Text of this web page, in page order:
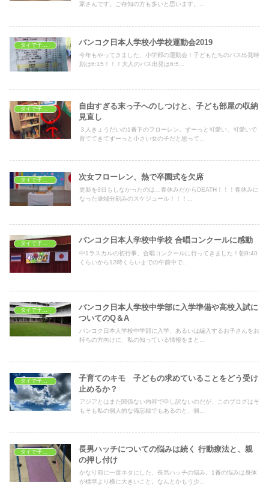
家さんです。ご存知の方も多いと思います。...
タイで子育て バンコク日本人学校小学校運動会2019
今年もやってきました、小学部の運動会！子どもたちのバス出発時
刻は6:15！！！大人のバス出発は6:5...
タイで子育て
自由すぎる末っ子へのしつけと、子ども部屋の収納
見直し
３人きょうだいの1番下のフローレン。ずーっと可愛い、可愛いで
育ててきてずーっと小さい女の子だと思って...
次女フローレン、熱で卒園式を欠席
更新を3日もしなかったのは…春休みだからDEATH！！！春休みに
なった途端分刻みのスケジュール！！！...
バンコク日本人学校中学校 合唱コンクールに感動
中1ラスカルの初行事、合唱コンクールに行ってきました！朝8:40
くらいから12時くらいまでの午前中で...
タイで子育て
バンコク日本人学校中学部に入学準備や高校入試に
ついてのQ＆A
バンコク日本人学校中学部に入学、あるいは編入するお子さんをお
持ちの方向けに、私の知っている情報をまと...
子育てのキモ 子どもの求めていることをどう受け
止めるか？
アジアとはまた関係ない内容で申し訳ないのだが、このブログはそ
もそも私の個人的な備忘録でもあるのと、個...
長男ハッチについての悩みは続く 行動療法と、親
の押し付け
かなり前に一度ネタにした、長男ハッチの悩み。1番の悩みは身体
が標準より横に大きいこと。なんとかもう少...